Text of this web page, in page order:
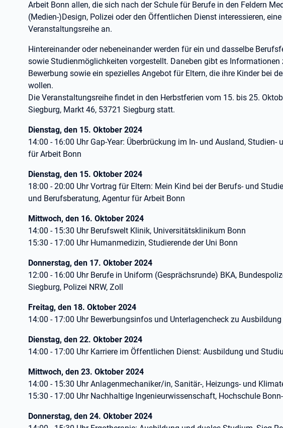
Arbeit Bonn allen, die sich nach der Schule für Berufe in den Feldern
(Medien-)Design, Polizei oder den Öffentlichen Dienst interessieren,
Veranstaltungsreihe an.
Hintereinander oder nebeneinander werden für ein und dasselbe
sowie Studienmöglichkeiten vorgestellt. Daneben gibt es Informationen
Bewerbung sowie ein spezielles Angebot für Eltern, die ihre Kinder bei
wollen.
Die Veranstaltungsreihe findet in den Herbstferien vom 15. bis 25.
Siegburg, Markt 46, 53721 Siegburg statt.
Dienstag, den 15. Oktober 2024
14:00 - 16:00 Uhr Gap-Year: Überbrückung im In- und Ausland, Studien-
für Arbeit Bonn
Dienstag, den 15. Oktober 2024
18:00 - 20:00 Uhr Vortrag für Eltern: Mein Kind bei der Berufs- und
und Berufsberatung, Agentur für Arbeit Bonn
Mittwoch, den 16. Oktober 2024
14:00 - 15:30 Uhr Berufswelt Klinik, Universitätsklinikum Bonn
15:30 - 17:00 Uhr Humanmedizin, Studierende der Uni Bonn
Donnerstag, den 17. Oktober 2024
12:00 - 16:00 Uhr Berufe in Uniform (Gesprächsrunde) BKA,
Siegburg, Polizei NRW, Zoll
Freitag, den 18. Oktober 2024
14:00 - 17:00 Uhr Bewerbungsinfos und Unterlagencheck zu
Dienstag, den 22. Oktober 2024
14:00 - 17:00 Uhr Karriere im Öffentlichen Dienst: Ausbildung und
Mittwoch, den 23. Oktober 2024
14:00 - 15:30 Uhr Anlagenmechaniker/in, Sanitär-, Heizungs- und
15:30 - 17:00 Uhr Nachhaltige Ingenieurwissenschaft, Hochschule
Donnerstag, den 24. Oktober 2024